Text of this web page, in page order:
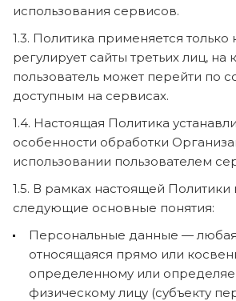
использования сервисов.
1.3. Политика применяется только
регулирует сайты третьих лиц, на
пользователь может перейти по
доступным на сервисах.
1.4. Настоящая Политика
особенности обработки
использовании пользователем
1.5. В рамках настоящей Политики
следующие основные понятия:
Персональные данные —
относящаяся прямо или
определенному или
физическому лицу (субъекту